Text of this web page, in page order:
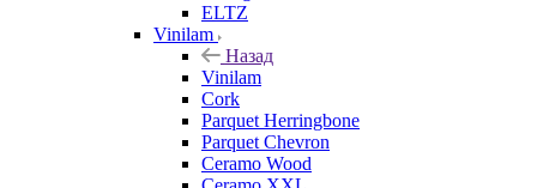
ELTZ
Vinilam
Назад
Vinilam
Cork
Parquet Herringbone
Parquet Chevron
Ceramo Wood